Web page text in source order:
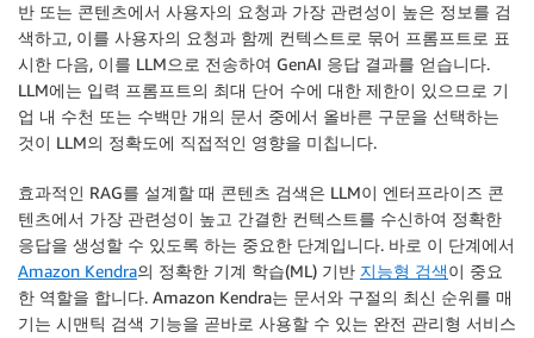
반 또는 콘텐츠에서 사용자의 요청과 가장 관련성이 높은 정보를 검
색하고, 이를 사용자의 요청과 함께 컨텍스트로 묶어 프롬프트로 표
시한 다음, 이를 LLM으로 전송하여 GenAI 응답 결과를 얻습니다.
LLM에는 입력 프롬프트의 최대 단어 수에 대한 제한이 있으므로 기
업 내 수천 또는 수백만 개의 문서 중에서 올바른 구문을 선택하는
것이 LLM의 정확도에 직접적인 영향을 미칩니다.
효과적인 RAG를 설계할 때 콘텐츠 검색은 LLM이 엔터프라이즈 콘
텐츠에서 가장 관련성이 높고 간결한 컨텍스트를 수신하여 정확한
응답을 생성할 수 있도록 하는 중요한 단계입니다. 바로 이 단계에서
Amazon Kendra의 정확한 기계 학습(ML) 기반 지능형 검색이 중요
한 역할을 합니다. Amazon Kendra는 문서와 구절의 최신 순위를 매
기는 시맨틱 검색 기능을 곧바로 사용할 수 있는 완전 관리형 서비스